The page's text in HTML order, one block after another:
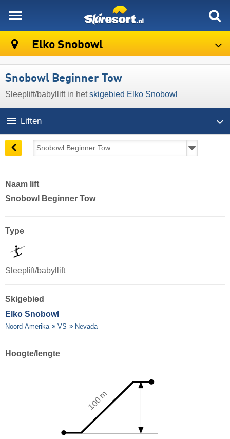
Elko Snobowl
Snobowl Beginner Tow
Sleeplift/babyllift in hetskigebied Elko Snobowl
Liften
Naam lift
Snobowl Beginner Tow
Type
Sleeplift/babyllift
Skigebied
Elko Snobowl
Noord-Amerika VS Nevada
Hoogte/lengte
100 m